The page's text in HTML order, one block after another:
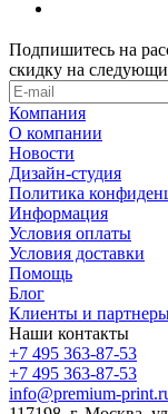
Подпишитесь на
скидку на
Компания
О компании
Новости
Дизайн-студия
Политика
Информация
Условия оплаты
Условия доставки
Помощь
Блог
Клиенты и
Наши контакты
+7 495 363-87-53
+7 495 363-87-53
info@premium-